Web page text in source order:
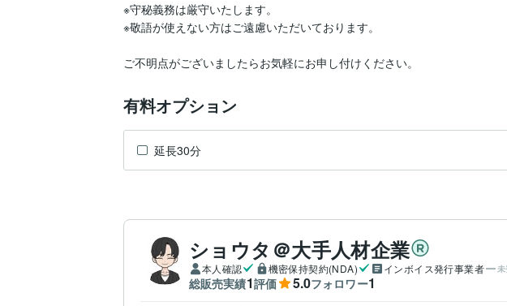
※守秘義務は厳守いたします。
※敬語が使えない方はご遠慮いただいております。
ご不明点がございましたらお気軽にお申し付けください。
有料オプション
延長30分
ショウタ＠大手人材企業
本人確認 機密保持契約(NDA) インボイス発行事業者
総販売実績1評価 5.0フォロワー1